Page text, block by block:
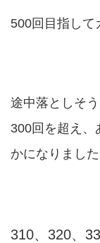
500回目指して
途中落としそ
300回を超え、
かになりました
310、320、